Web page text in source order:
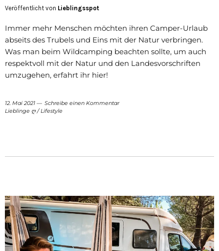
Veröffentlicht von Lieblingsspot
Immer mehr Menschen möchten ihren Camper-Urlaub
abseits des Trubels und Eins mit der Natur verbringen.
Was man beim Wildcamping beachten sollte, um auch
respektvoll mit der Natur und den Landesvorschriften
umzugehen, erfahrt ihr hier!
12. Mai 2021
Schreibe einen Kommentar
Lieblinge ღ/Lifestyle